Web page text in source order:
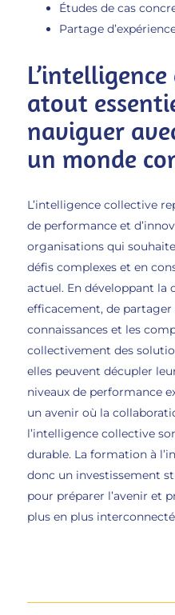
Études de cas
Partage
atout
naviguer
un monde
L’intelligence collective
de performance et
organisations qui
défis complexes et en
actuel. En développant la
efficacement, de
connaissances et les
collectivement des
elles peuvent décupler
niveaux de performance
un avenir où la
l’intelligence collective
durable. La formation à
donc un investissement
pour préparer l’avenir et
plus en plus